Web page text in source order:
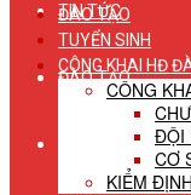
TIN TỨC
ĐÀO TẠO
TUYỂN SINH
ĐÀO TẠO
TUYỂN SINH
CÔNG KHAI HĐ
CÔNG
ĐỘI
CƠ
KIỂM